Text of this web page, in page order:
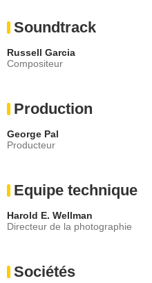
Soundtrack
Russell Garcia
Compositeur
Production
George Pal
Producteur
Equipe technique
Harold E. Wellman
Directeur de la photographie
Sociétés